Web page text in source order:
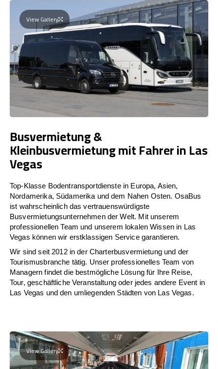
View Gallery
Busvermietung &
Kleinbusvermietung mit Fahrer in Las
Vegas
Top-Klasse Bodentransportdienste in Europa, Asien,
Nordamerika, Südamerika und dem Nahen Osten. OsaBus
ist wahrscheinlich das vertrauenswürdigste
Busvermietungsunternehmen der Welt. Mit unserem
professionellen Team und unserem lokalen Wissen in Las
Vegas können wir erstklassigen Service garantieren.
Wir sind seit 2012 in der Charterbusvermietung und der
Tourismusbranche tätig. Unser professionelles Team von
Managern findet die bestmögliche Lösung für Ihre Reise,
Tour, geschäftliche Veranstaltung oder jedes andere Event in
Las Vegas und den umliegenden Städten von Las Vegas.
View Gallery